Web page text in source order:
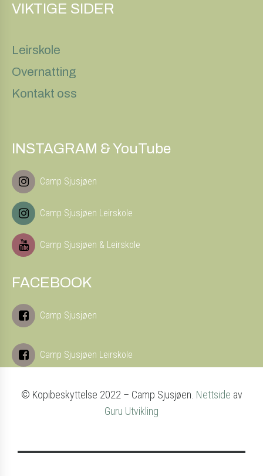
VIKTIGE SIDER
Leirskole
Overnatting
Kontakt oss
INSTAGRAM & YouTube
Camp Sjusjøen
Camp Sjusjøen Leirskole
Camp Sjusjøen & Leirskole
FACEBOOK
Camp Sjusjøen
Camp Sjusjøen Leirskole
© Kopibeskyttelse 2022 – Camp Sjusjøen. Nettside av
Guru Utvikling